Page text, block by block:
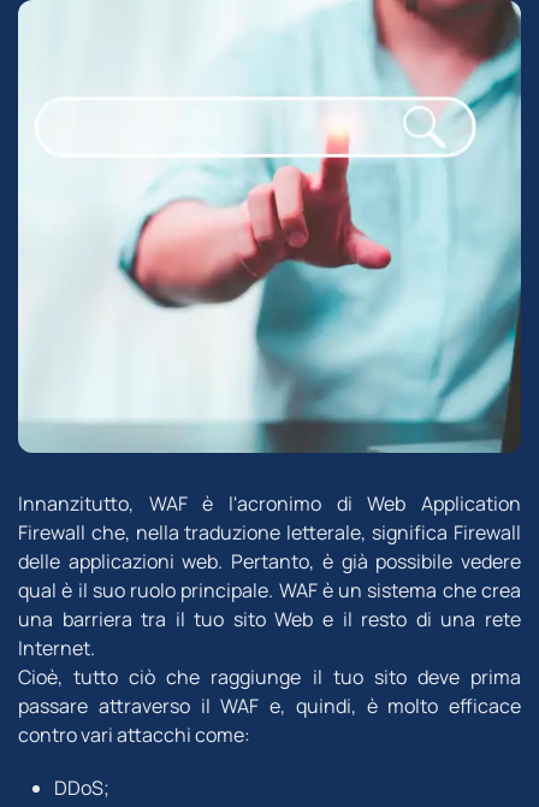
Innanzitutto, WAF è l'acronimo di Web Application
Firewall che, nella traduzione letterale, significa Firewall
delle applicazioni web. Pertanto, è già possibile vedere
qual è il suo ruolo principale. WAF è un sistema che crea
una barriera tra il tuo sito Web e il resto di una rete
Internet.
Cioè, tutto ciò che raggiunge il tuo sito deve prima
passare attraverso il WAF e, quindi, è molto efficace
contro vari attacchi come:
DDoS;